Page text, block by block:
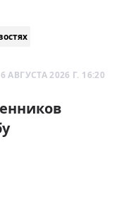
6 АВГУСТА 2026 Г. 16:20